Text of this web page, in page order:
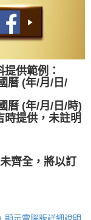
供範例：
曆 (年/月/日/
曆 (年/月/日/時)
時提供，未註明
齊全，將以訂